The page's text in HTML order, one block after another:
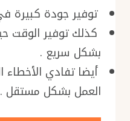
توفير جودة كبيرة
كذلك توفير الوقت
بشكل سريع .
أيضا تفادي
العمل بشكل مستقل .